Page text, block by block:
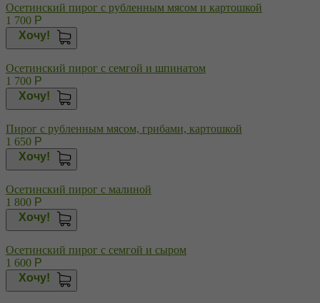
Осетинский пирог с рубленным мясом и картошкой
1 700 Р
Хочу!
Осетинский пирог с семгой и шпинатом
1 700 Р
Хочу!
Пирог с рубленным мясом, грибами, картошкой
1 650 Р
Хочу!
Осетинский пирог с малиной
1 800 Р
Хочу!
Осетинский пирог с семгой и сыром
1 600 Р
Хочу!